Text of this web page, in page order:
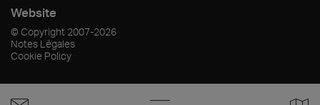
Website
© Copyright 2007-2026
Notes Légales
Cookie Policy